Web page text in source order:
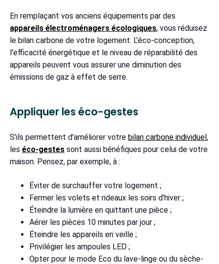
En remplaçant vos anciens équipements par des
appareils électroménagers écologiques, vous réduisez
le bilan carbone de votre logement. L’éco-conception,
l’efficacité énergétique et le niveau de réparabilité des
appareils peuvent vous assurer une diminution des
émissions de gaz à effet de serre.
Appliquer les éco-gestes
S’ils permettent d’améliorer votre bilan carbone individuel,
les éco-gestes sont aussi bénéfiques pour celui de votre
maison. Pensez, par exemple, à :
Éviter de surchauffer votre logement ;
Fermer les volets et rideaux les soirs d’hiver ;
Éteindre la lumière en quittant une pièce ;
Aérer les pièces 10 minutes par jour ;
Éteindre les appareils en veille ;
Privilégier les ampoules LED ;
Opter pour le mode Eco du lave-linge ou du sèche-